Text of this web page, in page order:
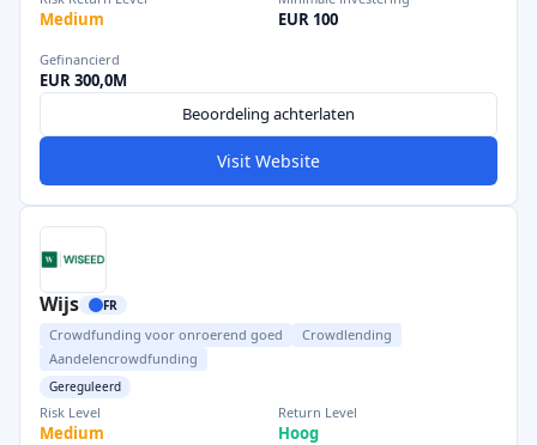
Medium EUR 100
Gefinancierd
EUR 300,0M
Beoordeling achterlaten
Visit Website
Wijs FR
Crowdfunding voor onroerend goed
Crowdlending
Aandelencrowdfunding
Gereguleerd
Risk Level
Medium
Return Level
Hoog